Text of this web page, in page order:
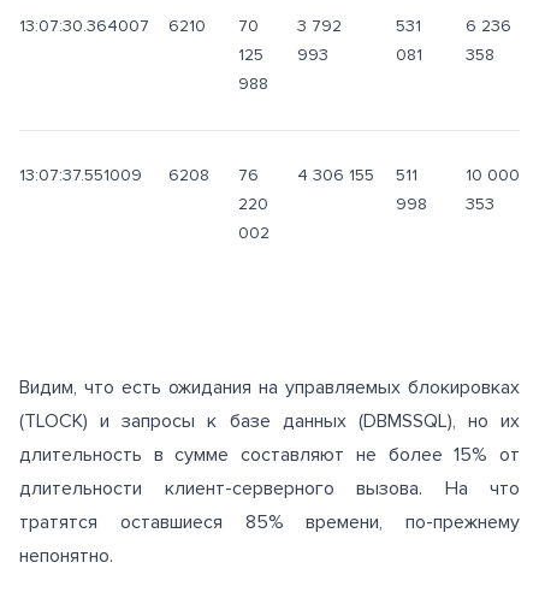
13:07:30.364007 6210
70
125
988
3 792
993
531
081
6 236
358
13:07:37.551009 6208
76
220
002
4 306 155
511
998
10 000
353
Видим, что есть ожидания на управляемых блокировках
(TLOCK) и запросы к базе данных (DBMSSQL), но их
длительность в сумме составляют не более 15% от
длительности клиент-серверного вызова. На что
тратятся оставшиеся 85% времени, по-прежнему
непонятно.